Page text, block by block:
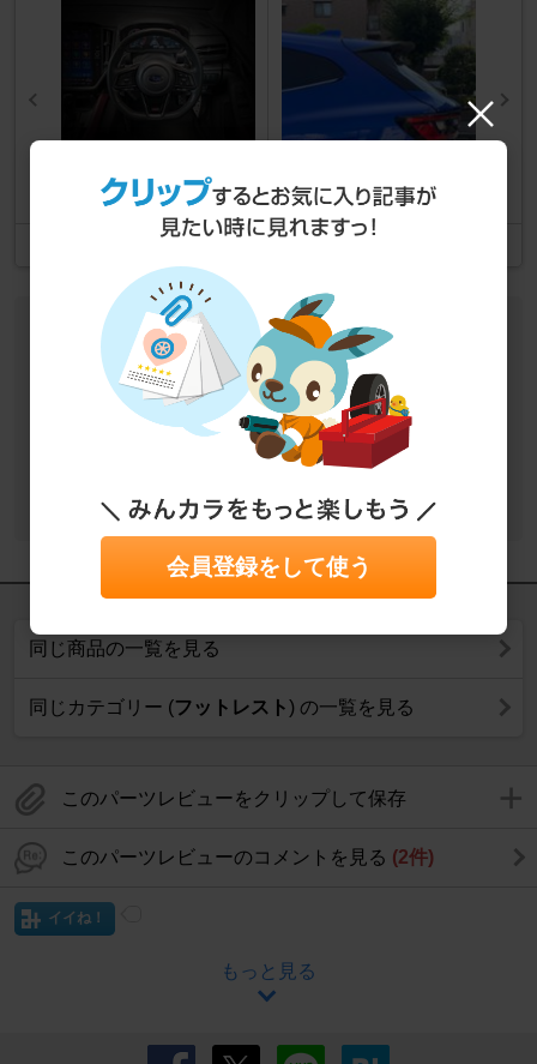
クステンション
ラー
詳細データ
スバル レヴォーグ
インテリア
フットレスト
36,300 円
k2gear
同じ商品の一覧を見る
同じカテゴリー (フットレスト) の一覧を見る
このパーツレビューをクリップして保存
このパーツレビューのコメントを見る (2件)
イイね！
もっと見る
会員登録をして使う